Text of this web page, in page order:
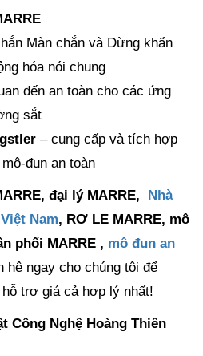
Màn chắn và Dừng khẩn
hóa nói chung
đến an toàn cho các ứng
sắt
– cung cấp và tích hợp
đun an toàn
đại lý MARRE, Nhà
Nam, RƠ LE MARRE, mô
phối MARRE , mô đun an
hệ ngay cho chúng tôi để
trợ giá cả hợp lý nhất!
Công Nghệ Hoàng Thiên